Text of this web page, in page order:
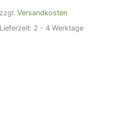
Aufnäher
zzgl. Versandkosten
Lieferzeit: 2 - 4 Werktage